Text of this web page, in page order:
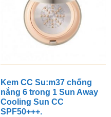
Kem CC Su:m37 chống
nắng 6 trong 1 Sun Away
Cooling Sun CC
SPF50+++.